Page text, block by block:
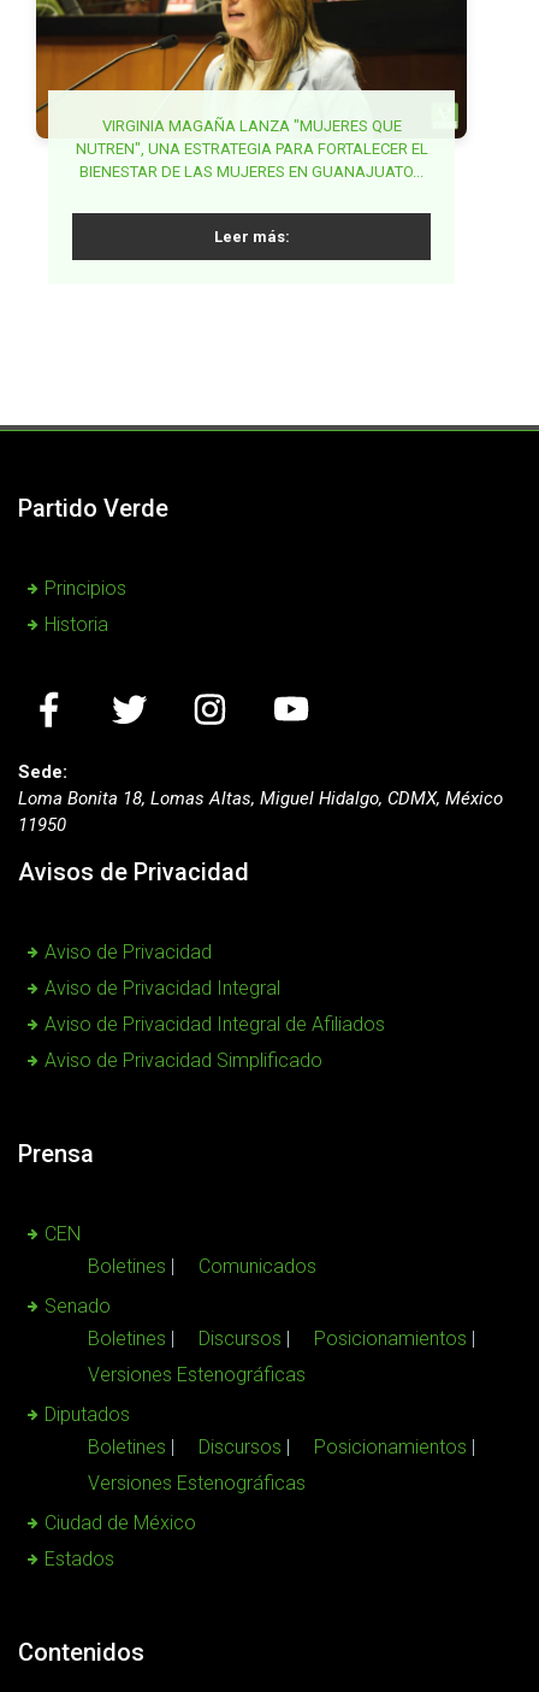
VIRGINIA MAGAÑA LANZA "MUJERES QUE
NUTREN", UNA ESTRATEGIA PARA FORTALECER EL
BIENESTAR DE LAS MUJERES EN GUANAJUATO...
Leer más:
GARANTIZAR ESTABLECIMIENTOS DE VENTA DE
ALCOHOL LEJOS DE ESCUELAS EN MORELOS,
Leer más:
BUSCA MAKI ORTIZ GARANTIZAR DERECHO A LA
SALUD DE LA MUJER EN LA ETAPA POST
REPRODUCTIVA...
Leer más:
Partido Verde
Principios
Historia
Sede:
Loma Bonita 18, Lomas Altas, Miguel Hidalgo, CDMX, México
11950
Avisos de Privacidad
Aviso de Privacidad
Aviso de Privacidad Integral
Aviso de Privacidad Integral de Afiliados
Aviso de Privacidad Simplificado
Prensa
CEN
Boletines
Comunicados
Senado
Boletines
Discursos
Posicionamientos
Versiones Estenográficas
Diputados
Boletines
Discursos
Posicionamientos
Versiones Estenográficas
Ciudad de México
Estados
Contenidos